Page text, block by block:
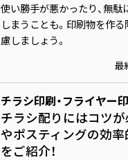
使い勝手が悪かったり、無駄
しまうことも。印刷物を作
慮しましょう。
最
チラシ印刷・フライヤー
チラシ配りにはコツが
やポスティングの効
をご紹介！